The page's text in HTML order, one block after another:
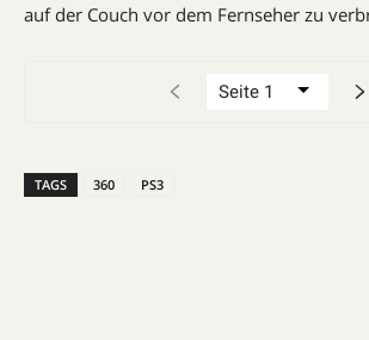
auf der Couch vor dem Fernseher zu
TAGS 360 PS3